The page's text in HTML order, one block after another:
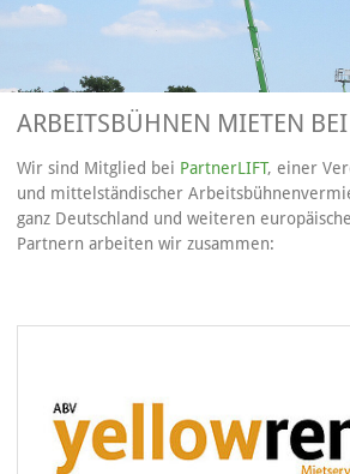
ARBEITSBÜHNEN MIETEN BEI
Wir sind Mitglied bei PartnerLIFT, einer
und mittelständischer
ganz Deutschland und weiteren
Partnern arbeiten wir zusammen: